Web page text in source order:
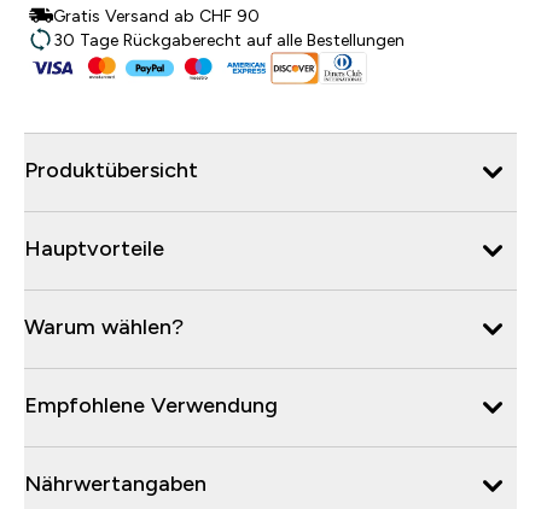
Gratis Versand ab CHF 90
30 Tage Rückgaberecht auf alle Bestellungen
Produktübersicht
Hauptvorteile
Warum wählen?
Empfohlene Verwendung
Nährwertangaben